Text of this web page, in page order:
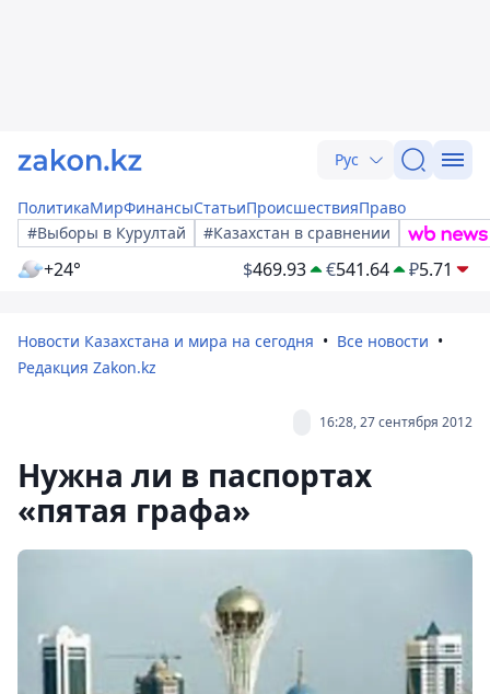
Рус
ПолитикаМирФинансыСтатьиПроисшествияПраво
#Выборы в Курултай
#Казахстан в сравнении
+24° $469.93 €541.64 ₽5.71
Новости Казахстана и мира на сегодня
Все новости
Редакция Zakon.kz
16:28, 27 сентября 2012
Нужна ли в паспортах
«пятая графа»